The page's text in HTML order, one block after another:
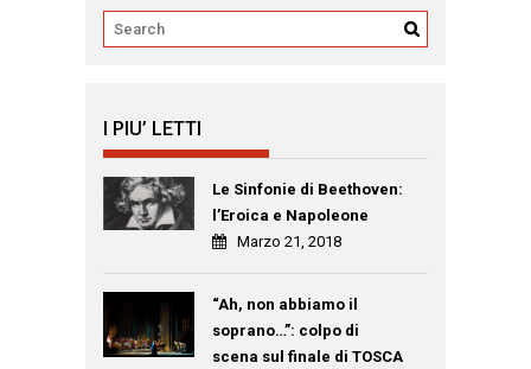
I PIU’ LETTI
Le Sinfonie di Beethoven:
l’Eroica e Napoleone
Marzo 21, 2018
“Ah, non abbiamo il
soprano…”: colpo di
scena sul finale di TOSCA